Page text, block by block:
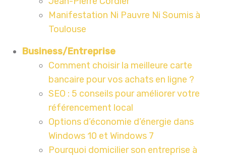
Manifestation Ni Pauvre Ni Soumis à
Toulouse
Business/Entreprise
Comment choisir la meilleure carte
bancaire pour vos achats en ligne ?
SEO : 5 conseils pour améliorer votre
référencement local
Options d’économie d’énergie dans
Windows 10 et Windows 7
Pourquoi domicilier son entreprise à